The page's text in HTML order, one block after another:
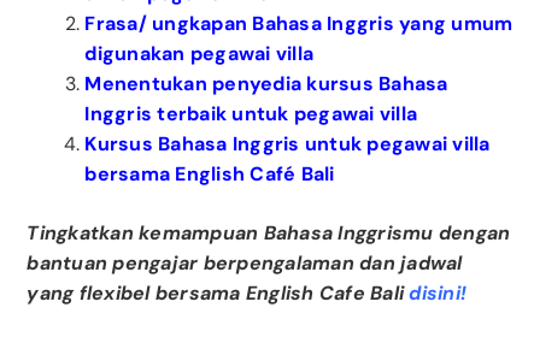
Frasa/ ungkapan Bahasa Inggris yang umum
digunakan pegawai villa
Menentukan penyedia kursus Bahasa
Inggris terbaik untuk pegawai villa
Kursus Bahasa Inggris untuk pegawai villa
bersama English Café Bali
Tingkatkan kemampuan Bahasa Inggrismu dengan
bantuan pengajar berpengalaman dan jadwal
yang flexibel bersama English Cafe Bali disini!